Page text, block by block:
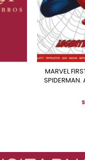
MARVEL FIRST LEVEL. ULTIMATE
SPIDERMAN.
$